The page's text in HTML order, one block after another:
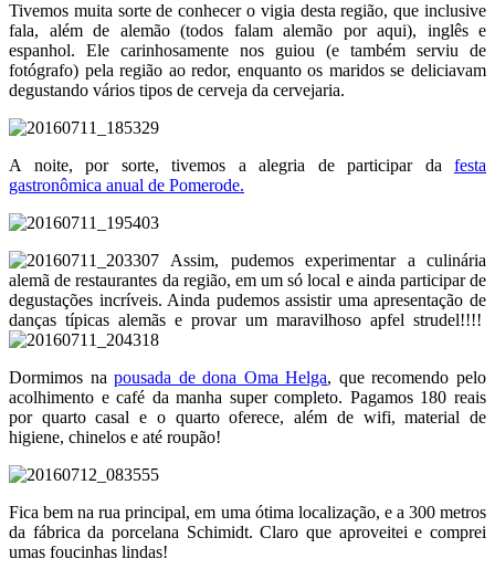
Tivemos muita sorte de conhecer o vigia desta região, que inclusive
fala, além de alemão (todos falam alemão por aqui), inglês e
espanhol. Ele carinhosamente nos guiou (e também serviu de
fotógrafo) pela região ao redor, enquanto os maridos se deliciavam
degustando vários tipos de cerveja da cervejaria.
A noite, por sorte, tivemos a alegria de participar da festa
gastronômica anual de Pomerode.
Assim, pudemos experimentar a culinária
alemã de restaurantes da região, em um só local e ainda participar de
degustações incríveis. Ainda pudemos assistir uma apresentação de
danças típicas alemãs e provar um maravilhoso apfel strudel!!!!
Dormimos napousada de dona Oma Helga, que recomendo pelo
acolhimento e café da manha super completo. Pagamos 180 reais
por quarto casal e o quarto oferece, além de wifi, material de
higiene, chinelos e até roupão!
Fica bem na rua principal, em uma ótima localização, e a 300 metros
da fábrica da porcelana Schimidt. Claro que aproveitei e comprei
umas foucinhas lindas!